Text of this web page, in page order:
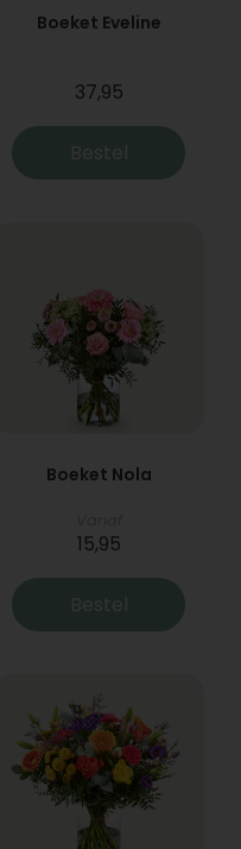
Boeket Eveline
37,95
Bestel
Boeket Nola
15,95
Bestel